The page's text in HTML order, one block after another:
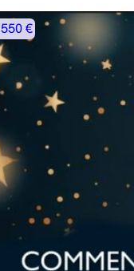
550 €